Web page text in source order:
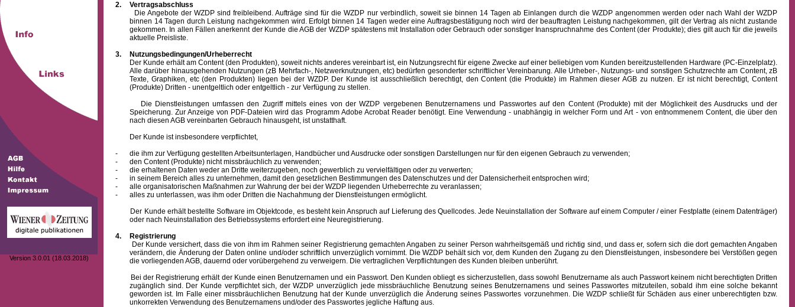
Version 3.0.01 (18.03.2018)
2.
Vertragsabschluss
Die Angebote der WZDP sind freibleibend. Aufträge sind für die WZDP nur verbindlich, soweit sie binnen 14 Tagen ab Einlangen durch die WZDP angenommen werden oder nach Wahl der WZDP
binnen 14 Tagen durch Leistung nachgekommen wird. Erfolgt binnen 14 Tagen weder eine Auftragsbestätigung noch wird der beauftragten Leistung nachgekommen, gilt der Vertrag als nicht zustande
gekommen. In allen Fällen anerkennt der Kunde die AGB der WZDP spätestens mit Installation oder Gebrauch oder sonstiger Inanspruchnahme des Content (der Produkte); dies gilt auch für die jeweils
aktuelle Preisliste.
3.
Nutzungsbedingungen/Urheberrecht
Der Kunde erhält am Content (den Produkten), soweit nichts anderes vereinbart ist, ein Nutzungsrecht für eigene Zwecke auf einer beliebigen vom Kunden bereitzustellenden Hardware (PC-Einzelplatz).
Alle darüber hinausgehenden Nutzungen (zB Mehrfach-, Netzwerknutzungen, etc) bedürfen gesonderter schriftlicher Vereinbarung. Alle Urheber-, Nutzungs- und sonstigen Schutzrechte am Content, zB
Texte, Graphiken, etc (den Produkten) liegen bei der WZDP. Der Kunde ist ausschließlich berechtigt, den Content (die Produkte) im Rahmen dieser AGB zu nutzen. Er ist nicht berechtigt, Content
(Produkte) Dritten - unentgeltlich oder entgeltlich - zur Verfügung zu stellen.
Die Dienstleistungen umfassen den Zugriff mittels eines von der WZDP vergebenen Benutzernamens und Passwortes auf den Content (Produkte) mit der Möglichkeit des Ausdrucks und der
Speicherung. Zur Anzeige von PDF-Dateien wird das Programm Adobe Acrobat Reader benötigt. Eine Verwendung - unabhängig in welcher Form und Art - von entnommenem Content, die über den
nach diesen AGB vereinbarten Gebrauch hinausgeht, ist unstatthaft.
Der Kunde ist insbesondere verpflichtet,
-
die ihm zur Verfügung gestellten Arbeitsunterlagen, Handbücher und Ausdrucke oder sonstigen Darstellungen nur für den eigenen Gebrauch zu verwenden;
-
den Content (Produkte) nicht missbräuchlich zu verwenden;
-
die erhaltenen Daten weder an Dritte weiterzugeben, noch gewerblich zu vervielfältigen oder zu verwerten;
-
in seinem Bereich alles zu unternehmen, damit den gesetzlichen Bestimmungen des Datenschutzes und der Datensicherheit entsprochen wird;
-
alle organisatorischen Maßnahmen zur Wahrung der bei der WZDP liegenden Urheberrechte zu veranlassen;
-
alles zu unterlassen, was ihm oder Dritten die Nachahmung der Dienstleistungen ermöglicht.
Der Kunde erhält bestellte Software im Objektcode, es besteht kein Anspruch auf Lieferung des Quellcodes. Jede Neuinstallation der Software auf einem Computer / einer Festplatte (einem Datenträger)
oder nach Neuinstallation des Betriebssystems erfordert eine Neuregistrierung.
4.
Registrierung
Der Kunde versichert, dass die von ihm im Rahmen seiner Registrierung gemachten Angaben zu seiner Person wahrheitsgemäß und richtig sind, und dass er, sofern sich die dort gemachten Angaben
verändern, die Änderung der Daten online und/oder schriftlich unverzüglich vornimmt. Die WZDP behält sich vor, dem Kunden den Zugang zu den Dienstleistungen, insbesondere bei Verstößen gegen
die vorliegenden AGB, dauernd oder vorübergehend zu verweigern. Die vertraglichen Verpflichtungen des Kunden bleiben unberührt.
Bei der Registrierung erhält der Kunde einen Benutzernamenund ein Passwort. Den Kunden obliegt es sicherzustellen, dass sowohl Benutzername als auch Passwort keinem nicht berechtigten Dritten
zugänglich sind. Der Kunde verpflichtet sich, der WZDP unverzüglich jede missbräuchliche Benutzung seines Benutzernamens und seines Passwortes mitzuteilen, sobald ihm eine solche bekannt
geworden ist. Im Falle einer missbräuchlichen Benutzung hat der Kunde unverzüglich die Änderung seines Passwortes vorzunehmen. Die WZDP schließt für Schäden aus einer unberechtigten bzw.
unkorrekten Verwendung des Benutzernamens und/oder des Passwortes jegliche Haftung aus.